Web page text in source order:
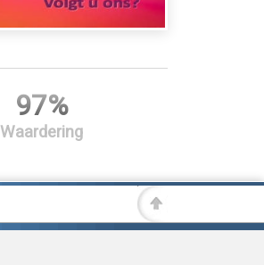
97%
Waardering